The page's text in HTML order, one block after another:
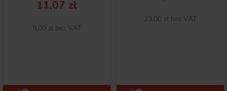
Cena
11,07 zł
Netto
9,00 zł bez VAT
Netto
23,00 zł bez VAT